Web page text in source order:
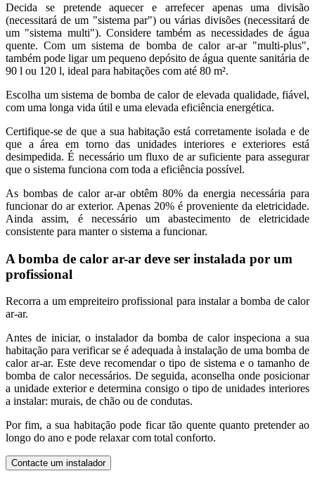
Decida se pretende aquecer e arrefecer apenas uma divisão
(necessitará de um "sistema par") ou várias divisões (necessitará de
um "sistema multi"). Considere também as necessidades de água
quente. Com um sistema de bomba de calor ar-ar "multi-plus",
também pode ligar um pequeno depósito de água quente sanitária de
90 l ou 120 l, ideal para habitações com até 80 m².
Escolha um sistema de bomba de calor de elevada qualidade, fiável,
com uma longa vida útil e uma elevada eficiência energética.
Certifique-se de que a sua habitação está corretamente isolada e de
que a área em torno das unidades interiores e exteriores está
desimpedida. É necessário um fluxo de ar suficiente para assegurar
que o sistema funciona com toda a eficiência possível.
As bombas de calor ar-ar obtêm 80% da energia necessária para
funcionar do ar exterior. Apenas 20% é proveniente da eletricidade.
Ainda assim, é necessário um abastecimento de eletricidade
consistente para manter o sistema a funcionar.
A bomba de calor ar-ar deve ser instalada por um
profissional
Recorra a um empreiteiro profissional para instalar a bomba de calor
ar-ar.
Antes de iniciar, o instalador da bomba de calor inspeciona a sua
habitação para verificar se é adequada à instalação de uma bomba de
calor ar-ar. Este deve recomendar o tipo de sistema e o tamanho de
bomba de calor necessários. De seguida, aconselha onde posicionar
a unidade exterior e determina consigo o tipo de unidades interiores
a instalar: murais, de chão ou de condutas.
Por fim, a sua habitação pode ficar tão quente quanto pretender ao
longo do ano e pode relaxar com total conforto.
Contacte um instalador